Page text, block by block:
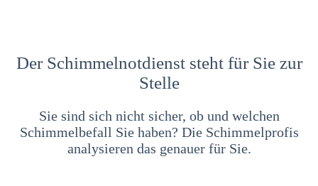
Der Schimmelnotdienst steht für Sie zur
Stelle
Sie sind sich nicht sicher, ob und welchen
Schimmelbefall Sie haben? Die Schimmelprofis
analysieren das genauer für Sie.